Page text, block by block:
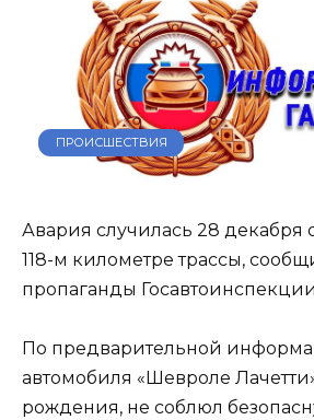
ПРОИСШЕСТВИЯ
Авария случилась 28 декабря
118-м километре трассы,
пропаганды
По предварительной
автомобиля «Шевроле
рождения, не соблюл